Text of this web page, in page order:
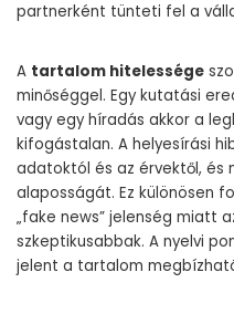
partnerként tünteti fel a
A tartalom hitelessége
minőséggel. Egy kutatási
vagy egy híradás akkor a
kifogástalan. A helyesírási
adatoktól és az érvektől, és
alaposságát. Ez különösen
„fake news” jelenség miatt
szkeptikusabbak. A nyelvi
jelent a tartalom